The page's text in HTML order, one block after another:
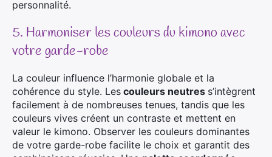
personnalité.
5. Harmoniser les couleurs du kimono avec
votre garde-robe
La couleur influence l’harmonie globale et la
cohérence du style. Les couleurs neutres s’intègrent
facilement à de nombreuses tenues, tandis que les
couleurs vives créent un contraste et mettent en
valeur le kimono. Observer les couleurs dominantes
de votre garde-robe facilite le choix et garantit des